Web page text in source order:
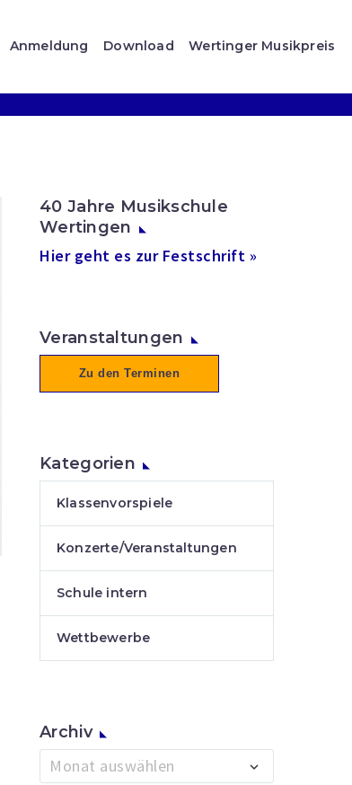
Anmeldung Download Wertinger Musikpreis
40 Jahre Musikschule
Wertingen
Hier geht es zur Festschrift »
Veranstaltungen
Zu den Terminen
Kategorien
Klassenvorspiele
Konzerte/Veranstaltungen
Schule intern
Wettbewerbe
Archiv
Archiv
Monat auswählen